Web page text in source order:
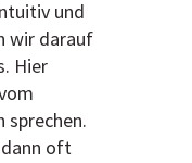
und
wir darauf
Hier
sprechen.
dann oft